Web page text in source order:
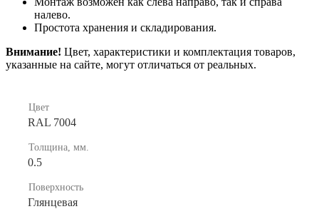
налево.
Простота хранения и складирования.
Внимание! Цвет, характеристики и комплектация товаров,
указанные на сайте, могут отличаться от реальных.
Цвет
RAL 7004
Толщина, мм.
0.5
Поверхность
Глянцевая